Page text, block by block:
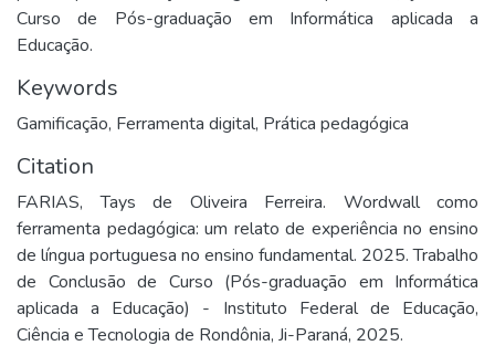
Curso de Pós-graduação em Informática aplicada a
Educação.
Keywords
Gamificação, Ferramenta digital, Prática pedagógica
Citation
FARIAS, Tays de Oliveira Ferreira. Wordwall como
ferramenta pedagógica: um relato de experiência no ensino
de língua portuguesa no ensino fundamental. 2025. Trabalho
de Conclusão de Curso (Pós-graduação em Informática
aplicada a Educação) - Instituto Federal de Educação,
Ciência e Tecnologia de Rondônia, Ji-Paraná, 2025.